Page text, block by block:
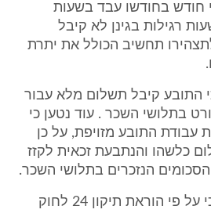
חודש בחודשו עבד בשעות
רגילות בגינן לא קיבל
תחשיב הכולל את יתרת
התובע קיבל תשלום מלא עבור
בתלושי השכר . עוד נטען כי
עבודת התובע מזויפת, על כן
כלשהו והנתבעת זכאית לקזז
הנזכרים בתלושי השכר.
26. בפתח הדיון נציין כי על פי הוראת תיקון 24 לחוק